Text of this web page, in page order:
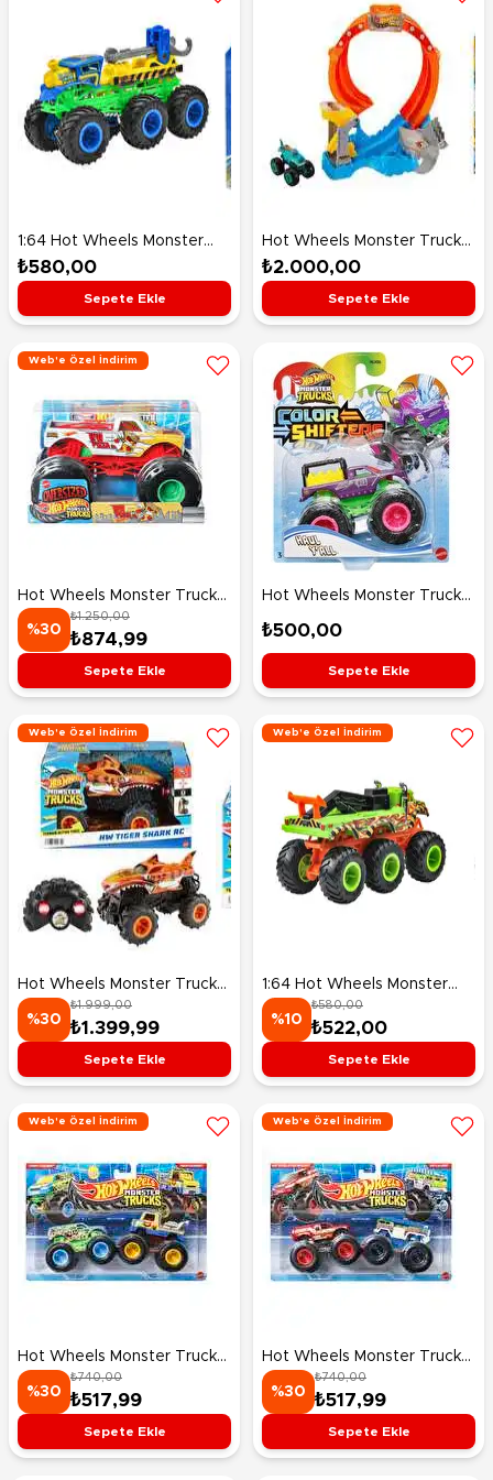
1:64 Hot Wheels Monster
Trucks Arabalar Loco Punk
HWN93
₺580,00
Sepete Ekle
Hot Wheels Monster Trucks
Köpekbalığı Oyun Seti
JFR08
₺2.000,00
Sepete Ekle
Web'e Özel İndirim
Hot Wheels Monster Trucks
1:24 Arabalar Hw Pizza Co
JKP85
%30
₺1.250,00
₺874,99
Sepete Ekle
Hot Wheels Monster Trucks
Renk Değiştiren Araçlar Haul
Y'all HMH35
₺500,00
Sepete Ekle
Web'e Özel İndirim
Hot Wheels Monster Trucks
1:24 Tiger Shark Uzaktan
Kumandalı Araba HNV03
%30
₺1.999,00
₺1.399,99
Sepete Ekle
Web'e Özel İndirim
1:64 Hot Wheels Monster
Trucks Arabalar The 909
JHY78
%10
₺580,00
₺522,00
Sepete Ekle
Web'e Özel İndirim
Hot Wheels Monster Trucks
Güçlü İkili 1:64 Arabalar
Funny Feeling & Mood
Crusher JHY81
%30
₺740,00
₺517,99
Sepete Ekle
Web'e Özel İndirim
Hot Wheels Monster Trucks
Güçlü İkili 1:64 Arabalar Hot
Wheels Fire Rescue & HW 5
Alarm JLV86
%30
₺740,00
₺517,99
Sepete Ekle